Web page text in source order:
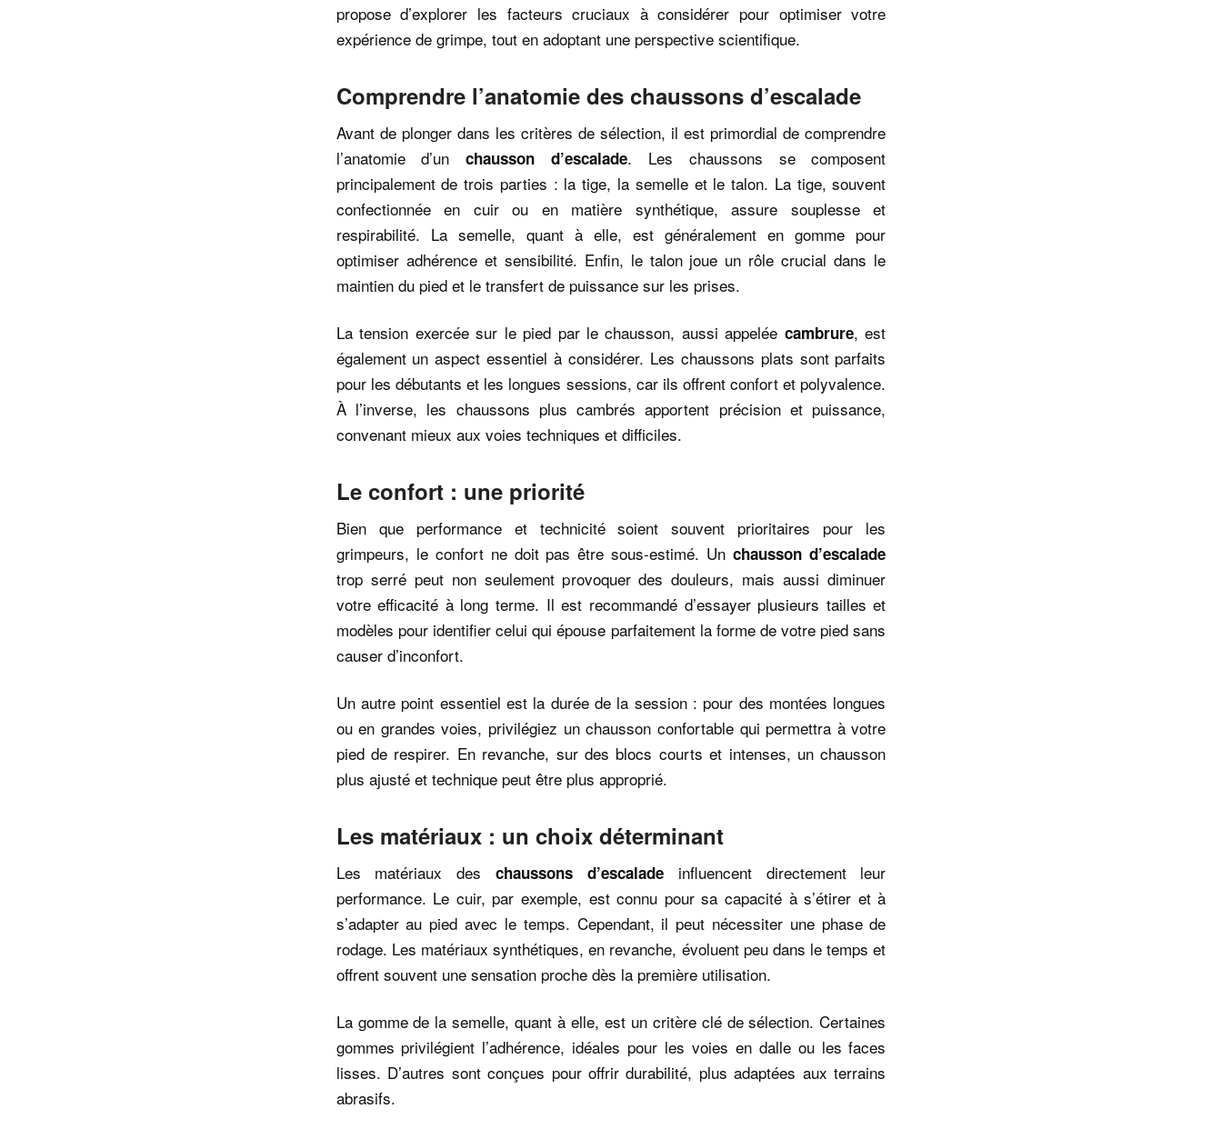
propose d’explorer les facteurs cruciaux à considérer pour optimiser votre
expérience de grimpe, tout en adoptant une perspective scientifique.
Comprendre l’anatomie des chaussons d’escalade
Avant de plonger dans les critères de sélection, il est primordial de comprendre
l’anatomie d’unchausson d’escalade. Les chaussons se composent
principalement de trois parties : la tige, la semelle et le talon. La tige, souvent
confectionnée en cuir ou en matière synthétique, assure souplesse et
respirabilité. La semelle, quant à elle, est généralement en gomme pour
optimiser adhérence et sensibilité. Enfin, le talon joue un rôle crucial dans le
maintien du pied et le transfert de puissance sur les prises.
La tension exercée sur le pied par le chausson, aussi appelée cambrure, est
également un aspect essentiel à considérer. Les chaussons plats sont parfaits
pour les débutants et les longues sessions, car ils offrent confort et polyvalence.
À l’inverse, les chaussons plus cambrés apportent précision et puissance,
convenant mieux aux voies techniques et difficiles.
Le confort : une priorité
Bien que performance et technicité soient souvent prioritaires pour les
grimpeurs, le confort ne doit pas être sous-estimé. Unchausson d’escalade
trop serré peut non seulement provoquer des douleurs, mais aussi diminuer
votre efficacité à long terme. Il est recommandé d’essayer plusieurs tailles et
modèles pour identifier celui qui épouse parfaitement la forme de votre pied sans
causer d’inconfort.
Un autre point essentiel est la durée de la session : pour des montées longues
ou en grandes voies, privilégiez un chausson confortable qui permettra à votre
pied de respirer. En revanche, sur des blocs courts et intenses, un chausson
plus ajusté et technique peut être plus approprié.
Les matériaux : un choix déterminant
Les matériaux deschaussons d’escaladeinfluencent directement leur
performance. Le cuir, par exemple, est connu pour sa capacité à s’étirer et à
s’adapter au pied avec le temps. Cependant, il peut nécessiter une phase de
rodage. Les matériaux synthétiques, en revanche, évoluent peu dans le temps et
offrent souvent une sensation proche dès la première utilisation.
La gomme de la semelle, quant à elle, est un critère clé de sélection. Certaines
gommes privilégient l’adhérence, idéales pour les voies en dalle ou les faces
lisses. D’autres sont conçues pour offrir durabilité, plus adaptées aux terrains
abrasifs.